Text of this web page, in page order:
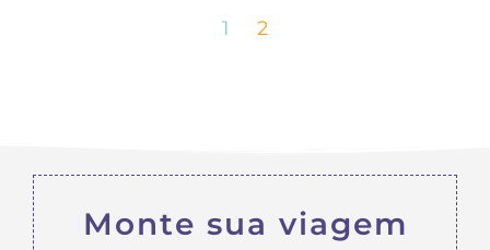
1 2
Monte sua viagem